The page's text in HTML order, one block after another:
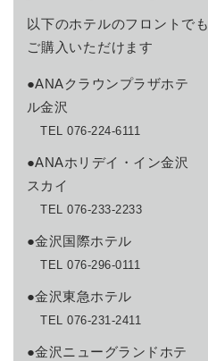
以下のホテルのフロントでも
ご購入いただけます
●ANAクラウンプラザホテ
ル金沢
TEL 076-224-6111
●ANAホリデイ・イン金沢
スカイ
TEL 076-233-2233
●金沢国際ホテル
TEL 076-296-0111
●金沢東急ホテル
TEL 076-231-2411
●金沢ニューグランドホテ